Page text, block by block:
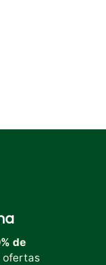
de
ofertas